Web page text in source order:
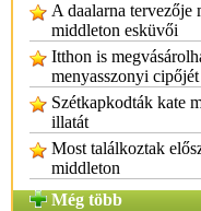
A daalarna tervezője
middleton esküvői
Itthon is
menyasszonyi cipőjét
Szétkapkodták kate
illatát
Most találkoztak
middleton
Még több